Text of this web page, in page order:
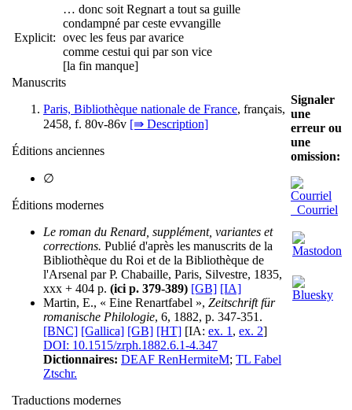
Explicit:
… donc soit Regnart a tout sa guille
condampné par ceste evvangille
ovec les feus par avarice
comme cestui qui par son vice
[la fin manque]
Manuscrits
Paris, Bibliothèque nationale de France, français,
2458, f. 80v-86v [⇛ Description]
Éditions anciennes
∅
Éditions modernes
Le roman du Renard, supplément, variantes et
corrections. Publié d'après les manuscrits de la
Bibliothèque du Roi et de la Bibliothèque de
l'Arsenal par P. Chabaille, Paris, Silvestre, 1835,
xxx + 404 p. (ici p. 379-389) [GB] [IA]
Martin, E., « Eine Renartfabel », Zeitschrift für
romanische Philologie, 6, 1882, p. 347-351.
[BNC] [Gallica] [GB] [HT] [IA: ex. 1 , ex. 2]
DOI: 10.1515/zrph.1882.6.1-4.347
Dictionnaires: DEAF RenHermiteM; TL Fabel
Ztschr.
Traductions modernes
Signaler
une
erreur ou
une
omission:
Courriel